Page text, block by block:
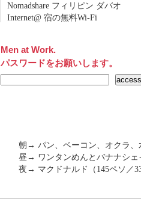
Nomadshare フィリピン ダバオ
Internet@ 宿の無料Wi-Fi
Men at Work.
パスワードをお願いします。
朝→ パン、ベーコン、オクラ、
昼→ ワンタンめんとバナナシェ
夜→ マクドナルド（145ペソ／